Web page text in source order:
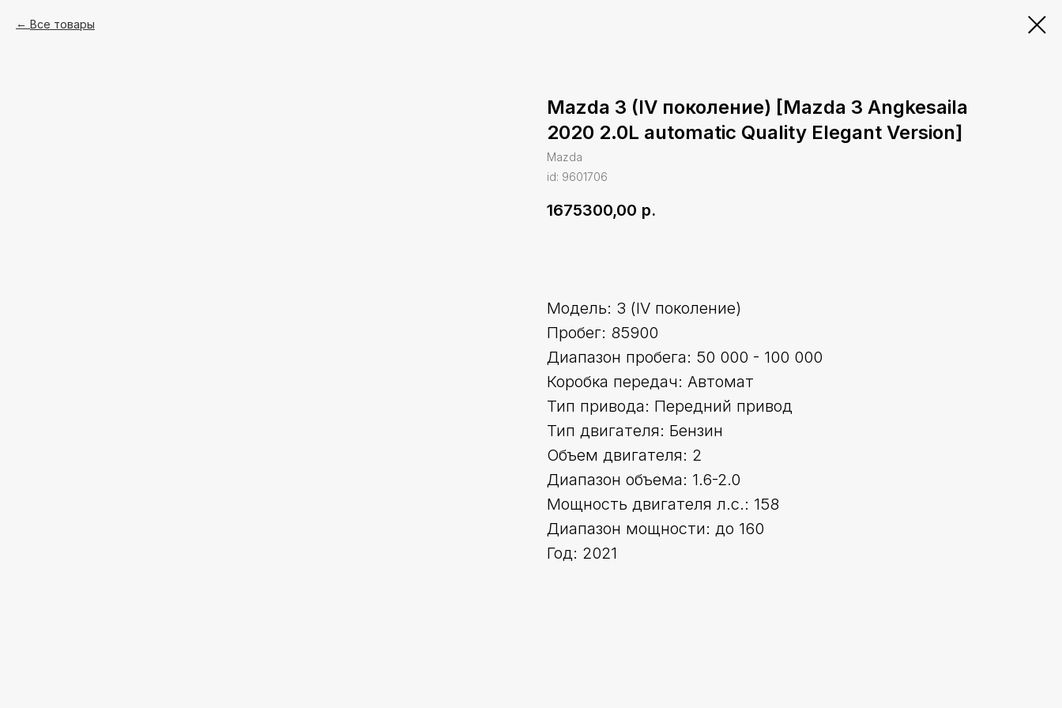
Все товары
Mazda 3 (IV поколение) [Mazda 3 Angkesaila
2020 2.0L automatic Quality Elegant Version]
Mazda
id: 9601706
1675300,00 р.
Модель: 3 (IV поколение)
Пробег: 85900
Диапазон пробега: 50 000 - 100 000
Коробка передач: Автомат
Тип привода: Передний привод
Тип двигателя: Бензин
Объем двигателя: 2
Диапазон объема: 1.6-2.0
Мощность двигателя л.с.: 158
Диапазон мощности: до 160
Год: 2021